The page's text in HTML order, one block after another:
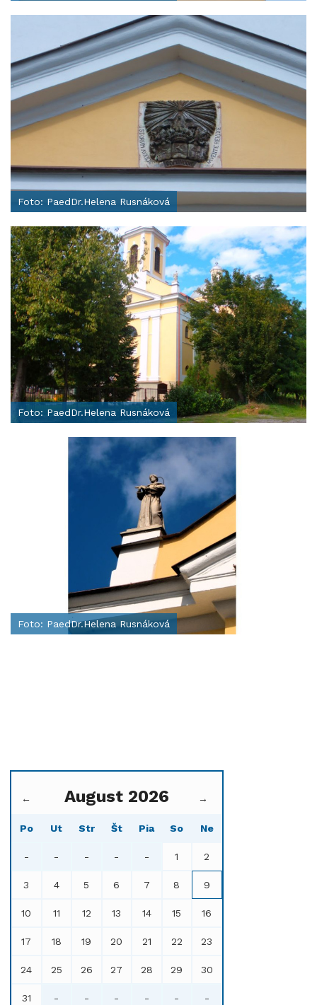
Foto: PaedDr.Helena Rusnáková
Foto: PaedDr.Helena Rusnáková
Foto: PaedDr.Helena Rusnáková
← August 2026 →
Po Ut Str Št Pia So Ne
- - - - - 1 2
3 4 5 6 7 8 9
10 11 12 13 14 15 16
17 18 19 20 21 22 23
24 25 26 27 28 29 30
31 - - - - - -